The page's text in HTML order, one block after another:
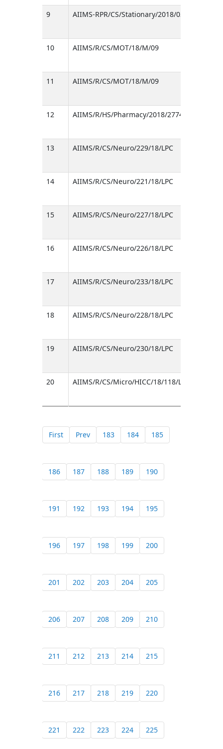
9 AIIMS-RPR/CS/Stationary/2018/037
10 AIIMS/R/CS/MOT/18/M/09
11 AIIMS/R/CS/MOT/18/M/09
12 AIIMS/R/HS/Pharmacy/2018/277449/LPC
13 AIIMS/R/CS/Neuro/229/18/LPC
14 AIIMS/R/CS/Neuro/221/18/LPC
15 AIIMS/R/CS/Neuro/227/18/LPC
16 AIIMS/R/CS/Neuro/226/18/LPC
17 AIIMS/R/CS/Neuro/233/18/LPC
18 AIIMS/R/CS/Neuro/228/18/LPC
19 AIIMS/R/CS/Neuro/230/18/LPC
20 AIIMS/R/CS/Micro/HICC/18/118/LPC/A
First Prev 183 184 185
186 187 188 189 190
191 192 193 194 195
196 197 198 199 200
201 202 203 204 205
206 207 208 209 210
211 212 213 214 215
216 217 218 219 220
221 222 223 224 225